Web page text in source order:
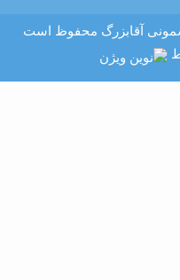
آقابزرگ محفوظ است